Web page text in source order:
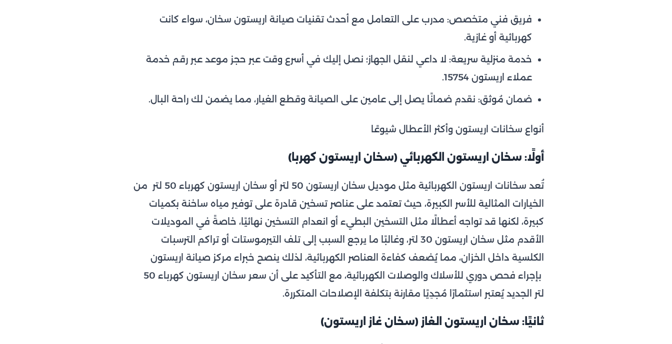
فريق فني متخصص: مدرب على التعامل مع أحدث تقنيات صيانة اريستون سخان، سواء كانت
كهربائية أو غازية.
خدمة منزلية سريعة: لا داعي لنقل الجهاز؛ نصل إليك في أسرع وقت عبر حجز موعد عبر رقم خدمة
عملاء اريستون 15754.
ضمان مُوثق: نقدم ضمانًا يصل إلى عامين على الصيانة وقطع الغيار، مما يضمن لك راحة البال.
أنواع سخانات اريستون وأكثر الأعطال شيوعًا
أولًا: سخان اريستون الكهربائي (سخان اريستون كهربا)
تُعد سخانات اريستون الكهربائية مثل موديل سخان اريستون 50 لتر أو سخان اريستون كهرباء 50 لتر من
الخيارات المثالية للأسر الكبيرة، حيث تعتمد على عناصر تسخين قادرة على توفير مياه ساخنة بكميات
كبيرة، لكنها قد تواجه أعطالًا مثل التسخين البطيء أو انعدام التسخين نهائيًا، خاصةً في الموديلات
الأقدم مثل سخان اريستون 30 لتر، وغالبًا ما يرجع السبب إلى تلف التيرموستات أو تراكم الترسبات
الكلسية داخل الخزان، مما يُضعف كفاءة العناصر الكهربائية، لذلك ينصح خبراء مركز صيانة اريستون
بإجراء فحص دوري للأسلاك والوصلات الكهربائية، مع التأكيد على أن سعر سخان اريستون كهرباء 50
لتر الجديد يُعتبر استثمارًا مُجدِيًا مقارنة بتكلفة الإصلاحات المتكررة.
ثانيًا: سخان اريستون الغاز (سخان غاز اريستون)